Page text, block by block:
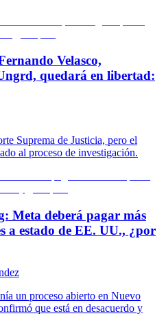
Velasco,
quedará en libertad:
Suprema de Justicia, pero el
al proceso de investigación.
Meta deberá pagar más
a estado de EE. UU., ¿por
un proceso abierto en Nuevo
que está en desacuerdo y